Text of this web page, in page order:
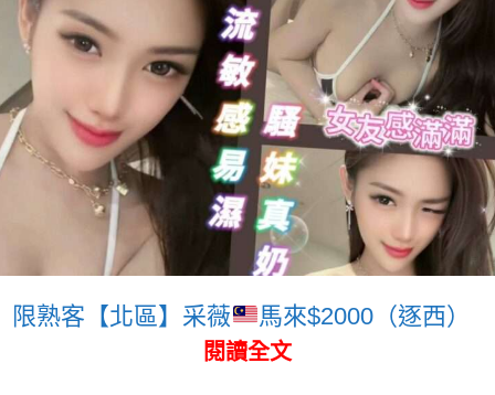
限熟客【北區】采薇 馬來$2000（逐西）
閱讀全文